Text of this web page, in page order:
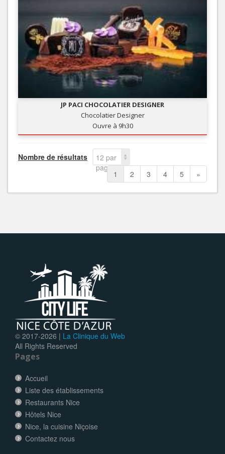
JP PACI CHOCOLATIER DESIGNER
Chocolatier Designer
Ouvre à 9h30
Nombre de résultats
12 par
page
1 2 3 4 5 »
© 2017-2026 | La Clinique du Web
All Rights Reserved
Pages
Accueil
Liste des établissements
Restaurants Nice
Hôtels Nice
Nice, la cuisine Niçoise
Contactez nous